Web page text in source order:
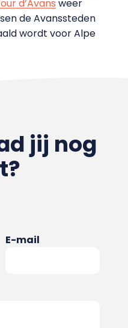
d’Avans weer
de Avanssteden
wordt voor Alpe
jij nog
E-mail